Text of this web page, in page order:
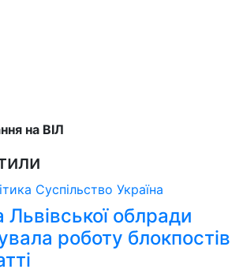
на ВІЛ
Суспільство Україна
Львівської облради
роботу блокпостів